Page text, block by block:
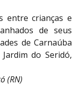
entre crianças e
de seus
de Carnaúba
do Seridó,
(RN)